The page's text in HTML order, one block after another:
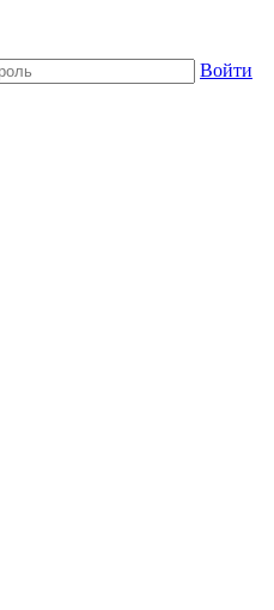
Войти